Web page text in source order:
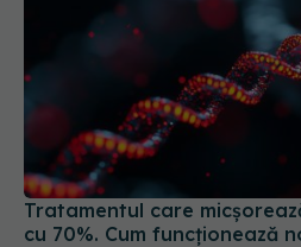
Tratamentul care
cu 70%. Cum funcționează